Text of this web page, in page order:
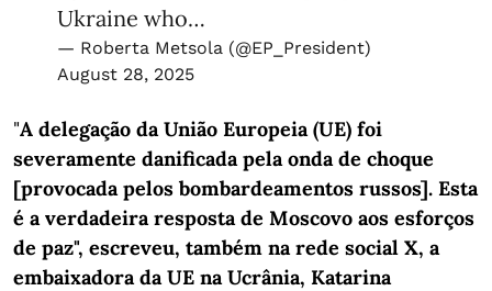
Ukraine who…
— Roberta Metsola (@EP_President)
August 28, 2025
"A delegação da União Europeia (UE) foi
severamente danificada pela onda de choque
[provocada pelos bombardeamentos russos]. Esta
é a verdadeira resposta de Moscovo aos esforços
de paz", escreveu, também na rede social X, a
embaixadora da UE na Ucrânia, Katarina